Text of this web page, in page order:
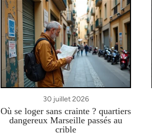
30 juillet 2026
Où se loger sans crainte ? quartiers
dangereux Marseille passés au
crible